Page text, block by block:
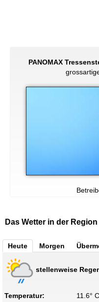
PANOMAX
Das Wetter in der Region
Heute Morgen
stellenweise
Temperatur:
11.6°